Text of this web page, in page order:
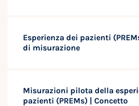
Esperienza dei pazienti
di misurazione
Misurazioni pilota della
pazienti (PREMs) | Concetto